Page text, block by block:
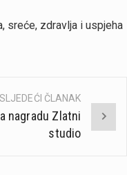
sreće, zdravlja i uspjeha
SLJEDEĆI ČLANAK
nagradu Zlatni
studio